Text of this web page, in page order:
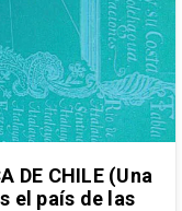
DE CHILE (Una
el país de las